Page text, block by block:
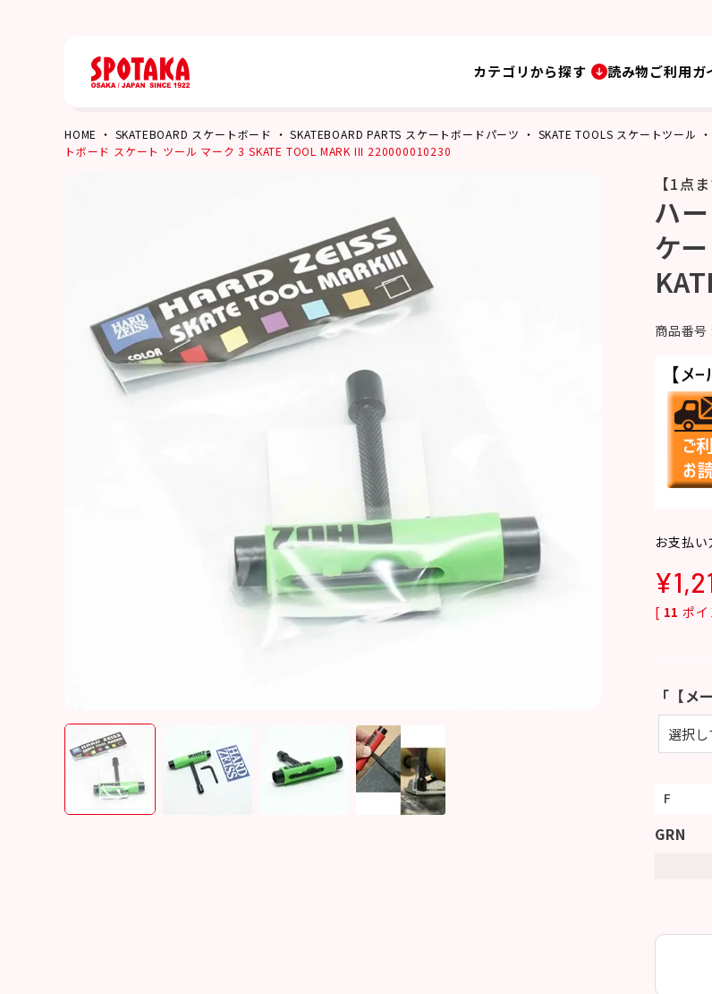
カテゴリから探す 読み物ご利用ガ
HOME SKATEBOARD スケートボード SKATEBOARD PARTS スケートボードパーツ SKATE TOOLS スケートツール
トボード スケート ツール マーク 3 SKATE TOOL MARK III 220000010230
【1点
ハ
ケ
商品番号
お支払
¥
[ 11 ポ
「【メ
F
GRN